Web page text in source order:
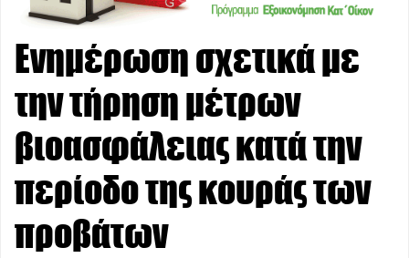
Ενημέρωση σχετικά με
την τήρηση μέτρων
βιοασφάλειας κατά την
περίοδο της κουράς των
προβάτων